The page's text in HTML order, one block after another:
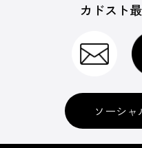
カドスト
ソーシ